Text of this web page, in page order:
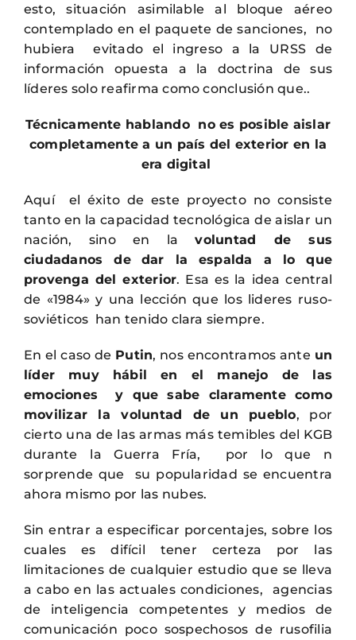
esto, situación asimilable al bloque aéreo
contemplado en el paquete de sanciones, no
hubiera evitado el ingreso a la URSS de
información opuesta a la doctrina de sus
líderes solo reafirma como conclusión que..
Técnicamente hablando no es posible aislar
completamente a un país del exterior en la
era digital
Aquí el éxito de este proyecto no consiste
tanto en la capacidad tecnológica de aislar un
nación, sino en lavoluntad de sus
ciudadanos de
dar la espalda a lo que
provenga del exterior. Esa es la idea central
de «1984» y una lección que los lideres ruso-
soviéticos han tenido clara siempre.
En el caso de Putin, nos encontramos ante un
líder muy hábil en el manejo de las
emociones y que sabe claramente como
movilizar la voluntad de un pueblo, por
cierto una de las armas más temibles del KGB
durante la Guerra Fría, por lo que n
sorprende que su popularidad se encuentra
ahora mismo por las nubes.
Sin entrar a especificar porcentajes, sobre los
cuales es difícil tener certeza por las
limitaciones de cualquier estudio que se lleva
a cabo en las actuales condiciones, agencias
de inteligencia competentes y medios de
comunicación poco sospechosos de rusofilia